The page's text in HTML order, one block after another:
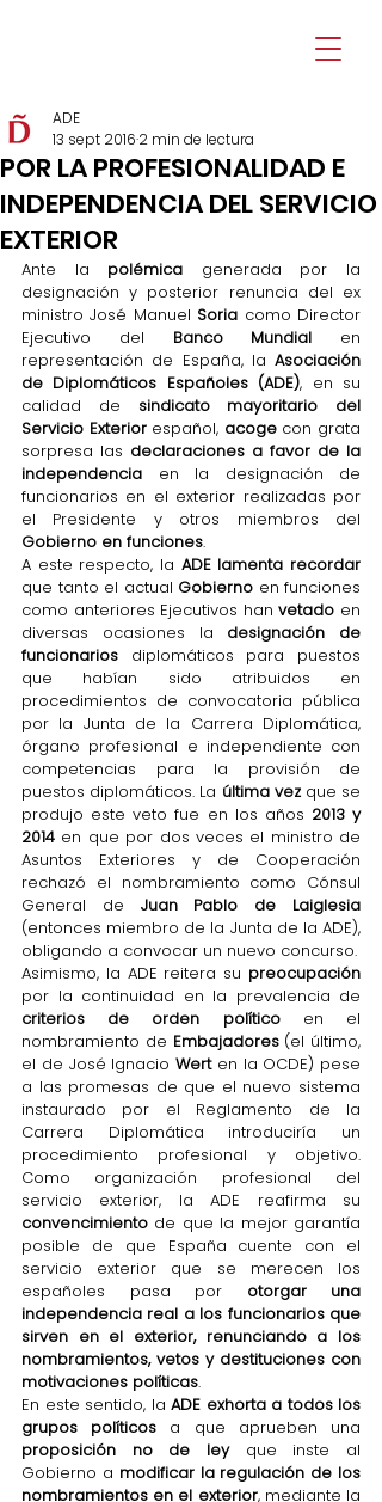
POR LA PROFESIONALIDAD E
INDEPENDENCIA DEL SERVICIO
EXTERIOR
ADE
13 sept 2016 2 min de lectura
Ante la polémica generada por la
designación y posterior renuncia del ex
ministro José Manuel Soria como Director
Ejecutivo del Banco Mundial en
representación de España, la Asociación
de Diplomáticos Españoles (ADE), en su
calidad de sindicato mayoritario del
Servicio Exterior español, acoge con grata
sorpresa las declaraciones a favor de la
independencia en la designación de
funcionarios en el exterior realizadas por
Gobierno en funciones.
A este respecto, la ADE lamenta recordar
que tanto el actual Gobierno en funciones
como anteriores Ejecutivos han vetado en
diversas ocasiones la designación de
funcionarios diplomáticos para puestos
que habían sido atribuidos en
procedimientos de convocatoria pública
por la Junta de la Carrera Diplomática,
órgano profesional e independiente con
competencias para la provisión de
puestos diplomáticos. La última vez que se
produjo este veto fue en los años 2013 y
2014 en que por dos veces el ministro de
Asuntos Exteriores y de Cooperación
rechazó el nombramiento como Cónsul
General de Juan Pablo de Laiglesia
(entonces miembro de la Junta de la ADE),
obligando a convocar un nuevo concurso.
Asimismo, la ADE reitera su preocupación
criterios de orden político en el
nombramiento de Embajadores (el último,
el de José Ignacio Wert en la OCDE) pese
a las promesas de que el nuevo sistema
instaurado por el Reglamento de la
Carrera Diplomática introduciría un
procedimiento profesional y objetivo.
Como organización profesional del
convencimiento de que la mejor garantía
posible de que España cuente con el
servicio exterior que se merecen los
españoles pasa por otorgar una
independencia real a los funcionarios que
sirven en el exterior, renunciando a los
nombramientos, vetos y destituciones con
motivaciones políticas.
En este sentido, la ADE exhorta a todos los
grupos políticos
proposición no de ley que inste al
Gobierno a modificar la regulación de los
nombramientos en el exterior, mediante la